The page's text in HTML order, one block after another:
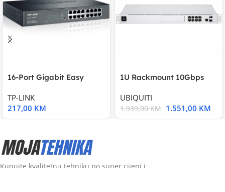
16-Port Gigabit Easy
TP-LINK
217,00 KM
1U Rackmount 10Gbps
UBIQUITI
1.939,00KM 1.551,00 KM
Kupujte kvalitetnu tehniku po super cijeni i